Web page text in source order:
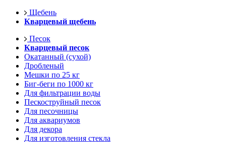
Щебень
Кварцевый щебень
Песок
Кварцевый песок
Окатанный (сухой)
Дробленый
Мешки по 25 кг
Биг-беги по 1000 кг
Для фильтрации воды
Пескоструйный песок
Для песочницы
Для аквариумов
Для декора
Для изготовления стекла